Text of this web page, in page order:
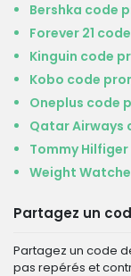
Bershka code
Forever 21
Kinguin code
Kobo code
Oneplus code
Qatar Airways
Tommy
Weight
Partagez un
Partagez un code
pas repérés et